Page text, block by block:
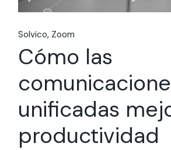
Solvico Zoom
Cómo las
unificadas
productividad